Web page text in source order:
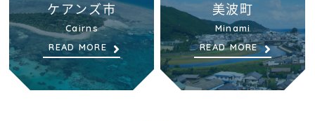
ケアンズ市
Cairns
READ MORE
美波町
Minami
READ MORE